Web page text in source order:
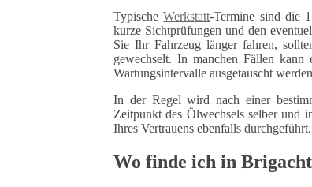
TypischeWerkstatt-Termine sind die
kurze Sichtprüfungen und den
Sie Ihr Fahrzeug länger fahren,
gewechselt. In manchen Fällen
Wartungsintervalle ausgetauscht
In der Regel wird nach einer
Zeitpunkt des Ölwechsels selber und
Ihres Vertrauens ebenfalls
Wo finde ich in